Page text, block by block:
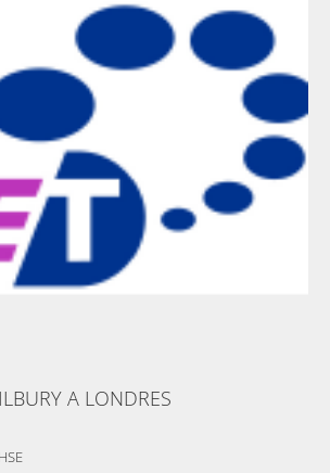
A LONDRES